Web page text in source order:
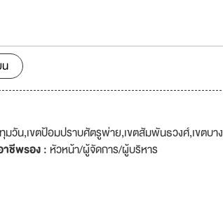
การทำงานที่ทันสมัย สามารถสร้างความพึงพอใจสูง
จสอบได้ตามมาตรฐานสากล เพื่อสนองต่อความต้องก
บการบริหารทรัพยากรบุคคลมาตั้งแต่เริ่ม
ษัทฯต้องการทรัพยากรบุคคลที่มีความมุ่งมั่น รักควา
าวต่อไป
มวัน,เขตป้อมปราบศัตรูพ่าย,เขตสัมพันธวงศ์,เขตบ
าชีพรอง :หัวหน้า/ผู้จัดการ/ผู้บริหาร